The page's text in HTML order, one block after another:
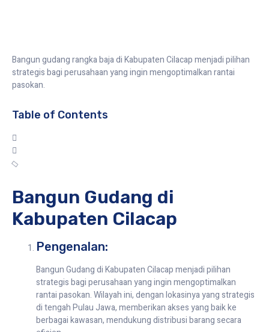
Bangun gudang rangka baja di Kabupaten Cilacap menjadi pilihan
strategis bagi perusahaan yang ingin mengoptimalkan rantai
pasokan.
Table of Contents
Bangun Gudang di
Kabupaten Cilacap
Pengenalan:
Bangun Gudang di Kabupaten Cilacap menjadi pilihan
strategis bagi perusahaan yang ingin mengoptimalkan
rantai pasokan. Wilayah ini, dengan lokasinya yang strategis
di tengah Pulau Jawa, memberikan akses yang baik ke
berbagai kawasan, mendukung distribusi barang secara